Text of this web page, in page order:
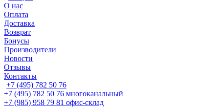
О нас
Оплата
Доставка
Возврат
Бонусы
Производители
Новости
Отзывы
Контакты
+7 (495) 782 50 76
+7 (495) 782 50 76 многоканальный
+7 (985) 958 79 81 офис-склад